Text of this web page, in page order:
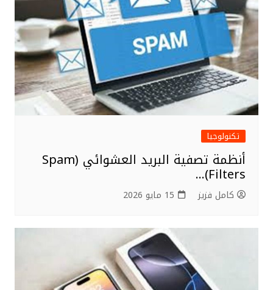
تكنولوجيا
أنظمة تصفية البريد العشوائي (Spam
Filters)…
كامل فزيز 15 مايو 2026